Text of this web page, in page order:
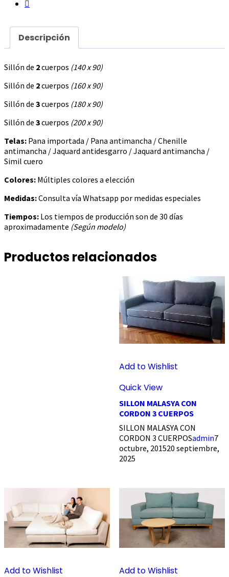
Descripción
Sillón de 2cuerpos (140 x 90)
Sillón de 2cuerpos (160 x 90)
Sillón de 3cuerpos (180 x 90)
Sillón de 3cuerpos (200 x 90)
Telas: Pana importada / Pana antimancha / Chenille
antimancha / Jaquard antidesgarro / Jaquard antimancha /
Simil cuero
Colores: Múltiples colores a elección
Medidas:Consulta vía Whatsapp por medidas especiales
Tiempos: Los tiempos de producción son de 30 días
aproximadamente (Según modelo)
Productos relacionados
Add to Wishlist
Quick View
SILLON MALASYA CON
CORDON 3 CUERPOS
SILLON MALASYA CON
CORDON 3 CUERPOSadmin7
octubre, 201520 septiembre,
2025
Add to Wishlist
Add to Wishlist